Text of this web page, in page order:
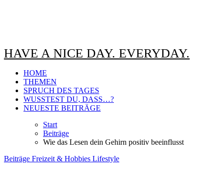
HAVE A NICE DAY. EVERYDAY.
HOME
THEMEN
SPRUCH DES TAGES
WUSSTEST DU, DASS…?
NEUESTE BEITRÄGE
Start
Beiträge
Wie das Lesen dein Gehirn positiv beeinflusst
Beiträge Freizeit & Hobbies Lifestyle